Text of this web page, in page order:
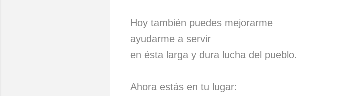
Hoy también puedes mejorarme
ayudarme a servir
en ésta larga y dura lucha del pueblo.
Ahora estás en tu lugar: